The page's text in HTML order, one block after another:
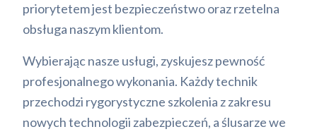
priorytetem jest bezpieczeństwo oraz rzetelna
obsługa naszym klientom.
Wybierając nasze usługi, zyskujesz pewność
profesjonalnego wykonania. Każdy technik
przechodzi rygorystyczne szkolenia z zakresu
nowych technologii zabezpieczeń, a ślusarze we